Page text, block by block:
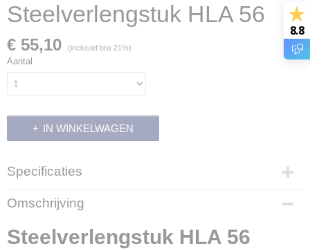
Steelverlengstuk HLA 56
€ 55,10 (inclusief btw 21%)
Aantal
IN WINKELWAGEN
Specificaties
Productcode
19225
Productcode leverancier
HA01 820 5000
Omschrijving
Steelverlengstuk HLA 56
8.8